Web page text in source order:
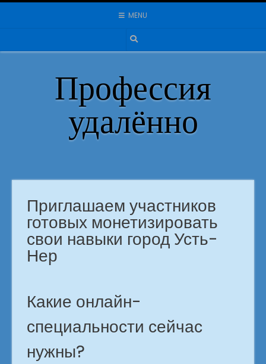
Skip
MENU
Профессия
удалённо
Приглашаем участников
готовых монетизировать
свои навыки город Усть-
Нер
Какие онлайн-
специальности сейчас
нужны?